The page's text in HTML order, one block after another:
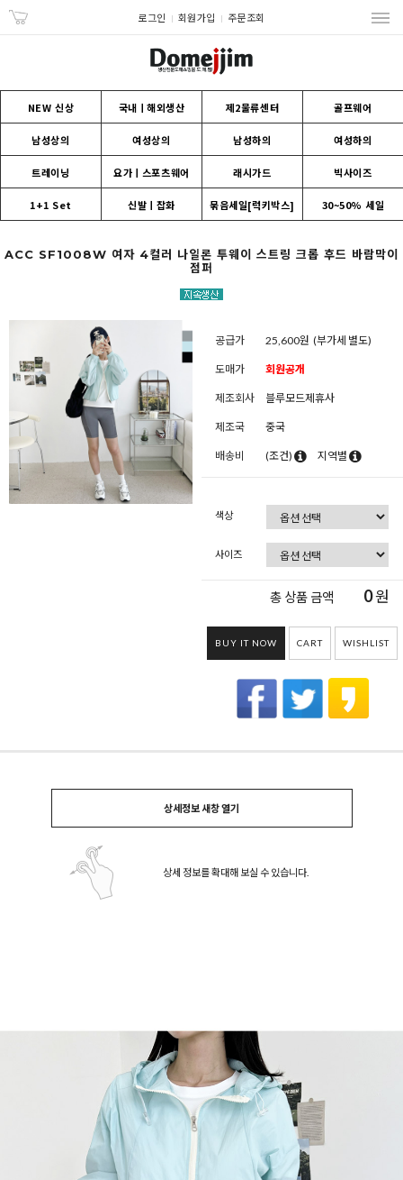
로그인 회원가입 주문조회
NEW 신상 국내ㅣ해외생산 제2물류센터 골프웨어
남성상의 여성상의 남성하의 여성하의
트레이닝 요가ㅣ스포츠웨어 래시가드 빅사이즈
1+1 Set 신발ㅣ잡화 묶음세일[럭키박스] 30~50% 세일
ACC SF1008W 여자 4컬러 나일론 투웨이 스트링 크롭 후드 바람막이
점퍼
공급가 25,600원 (부가세 별도)
도매가 회원공개
제조회사 블루모드제휴사
제조국 중국
배송비 (조건) 지역별
색상
사이즈
총 상품 금액 0원
BUY IT NOW CART WISHLIST
상세정보 새창 열기
상세 정보를 확대해 보실 수 있습니다.